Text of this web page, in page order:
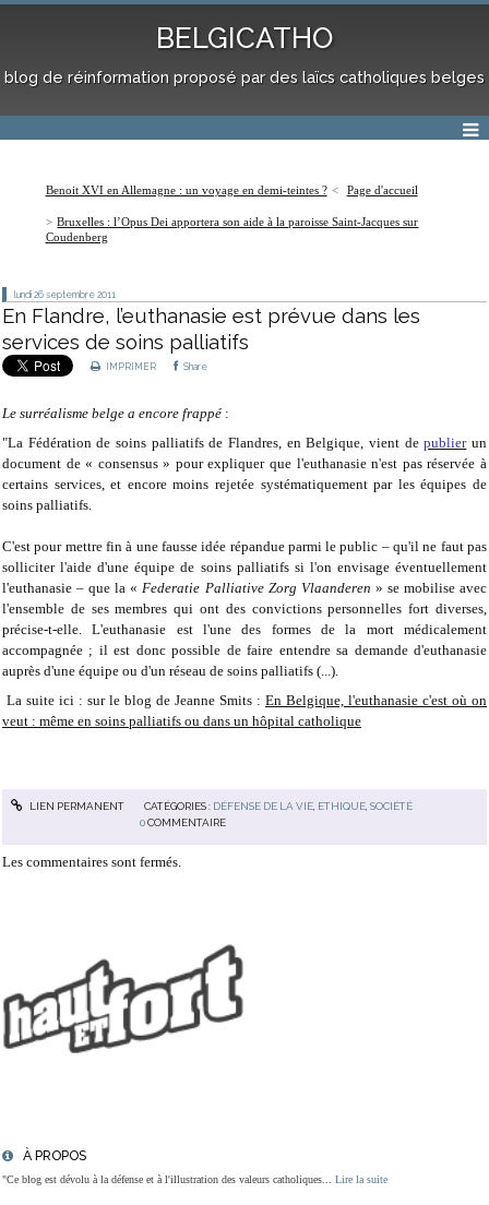
BELGICATHO
blog de réinformation proposé par des laïcs catholiques belges
À PROPOS
"Ce blog est dévolu à la défense et à l'illustration des valeurs catholiques... Lire la suite
Benoit XVI en Allemagne : un voyage en demi-teintes ? Page d'accueil
Bruxelles : l’Opus Dei apportera son aide à la paroisse Saint-Jacques sur
Coudenberg
lundi 26 septembre 2011
En Flandre, l’euthanasie est prévue dans les
services de soins palliatifs
IMPRIMER Share
Le surréalisme belge a encore frappé :
"La Fédération de soins palliatifs de Flandres, en Belgique, vient depublierun
document de « consensus » pour expliquer que l'euthanasie n'est pas réservée à
certains services, et encore moins rejetée systématiquement par les équipes de
soins palliatifs.
C'est pour mettre fin à une fausse idée répandue parmi le public – qu'il ne faut pas
solliciter l'aide d'une équipe de soins palliatifs si l'on envisage éventuellement
l'euthanasie – que la « Federatie Palliative Zorg Vlaanderen » se mobilise avec
l'ensemble de ses membres qui ont des convictions personnelles fort diverses,
précise-t-elle. L'euthanasie est l'une des formes de la mort médicalement
accompagnée ; il est donc possible de faire entendre sa demande d'euthanasie
auprès d'une équipe ou d'un réseau de soins palliatifs (...).
La suite ici : sur le blog de Jeanne Smits : En Belgique, l'euthanasie c'est où on
veut : même en soins palliatifs ou dans un hôpital catholique
LIEN PERMANENT CATÉGORIES : DÉFENSE DE LA VIE, ETHIQUE, SOCIÉTÉ
0 COMMENTAIRE
Les commentaires sont fermés.